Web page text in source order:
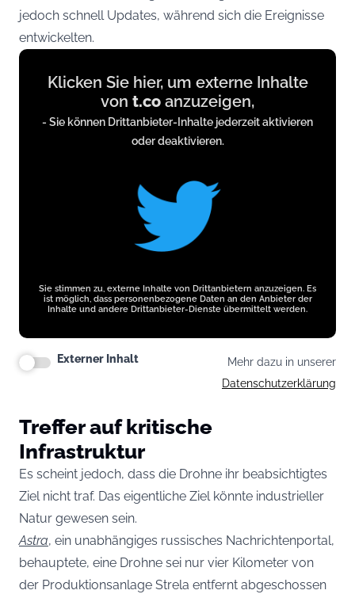
jedoch schnell Updates, während sich die Ereignisse
entwickelten.
Display
contentKlicken Sie hier, um externe Inhalte
von t.co anzuzeigen,
- Sie können Drittanbieter-Inhalte jederzeit aktivieren
oder deaktivieren.
Sie stimmen zu, externe Inhalte von Drittanbietern anzuzeigen. Es
ist möglich, dass personenbezogene Daten an den Anbieter der
Inhalte und andere Drittanbieter-Dienste übermittelt werden.
Externer Inhalt
Mehr dazu in unserer
Datenschutzerklärung
Treffer auf kritische
Infrastruktur
Es scheint jedoch, dass die Drohne ihr beabsichtigtes
Ziel nicht traf. Das eigentliche Ziel könnte industrieller
Natur gewesen sein.
Astra, ein unabhängiges russisches Nachrichtenportal,
behauptete, eine Drohne sei nur vier Kilometer von
der Produktionsanlage Strela entfernt abgeschossen